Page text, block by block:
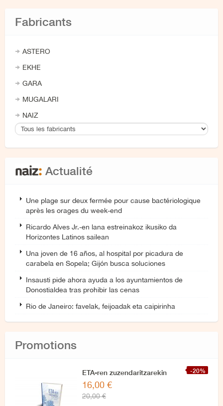
Fabricants
ASTERO
EKHE
GARA
MUGALARI
NAIZ
Actualité
Une plage sur deux fermée pour cause bactériologique
après les orages du week-end
Ricardo Alves Jr.-en lana estreinakoz ikusiko da
Horizontes Latinos sailean
Una joven de 16 años, al hospital por picadura de
carabela en Sopela; Gijón busca soluciones
Insausti pide ahora ayuda a los ayuntamientos de
Donostialdea tras prohibir las cenas
Rio de Janeiro: favelak, feijoadak eta caipirinha
Promotions
-20%
ETA-ren zuzendaritzarekin
azken elkarrizketa
16,00 €
20,00 €